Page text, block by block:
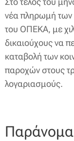
νέα πληρωμή των
του ΟΠΕΚΑ, με
δικαιούχους να
καταβολή των
παροχών στους
λογαριασμούς.
Παράνομα